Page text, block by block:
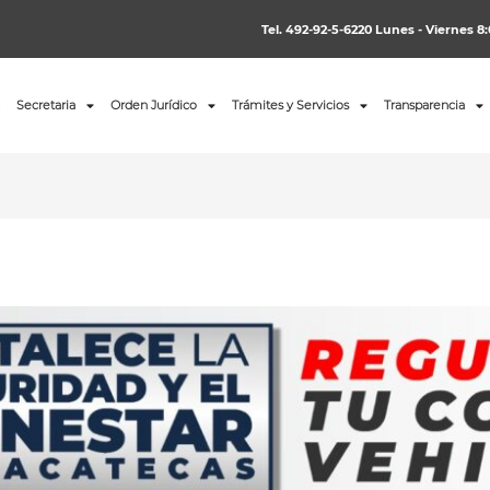
Tel. 492-92-5-6220 Lunes - Viernes
Secretaria Orden Jurídico Trámites y Servicios Transparencia